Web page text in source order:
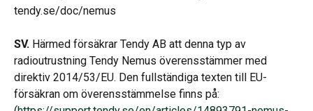
tendy.se/doc/nemus
SV. Härmed försäkrar Tendy AB att denna typ av
radioutrustning Tendy Nemus överensstämmer med
direktiv 2014/53/EU. Den fullständiga texten till EU-
försäkran om överensstämmelse finns på: